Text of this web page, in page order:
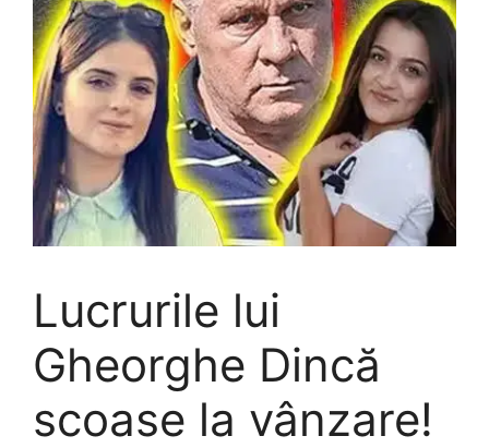
Lucrurile lui
Gheorghe Dincă
scoase la vânzare!